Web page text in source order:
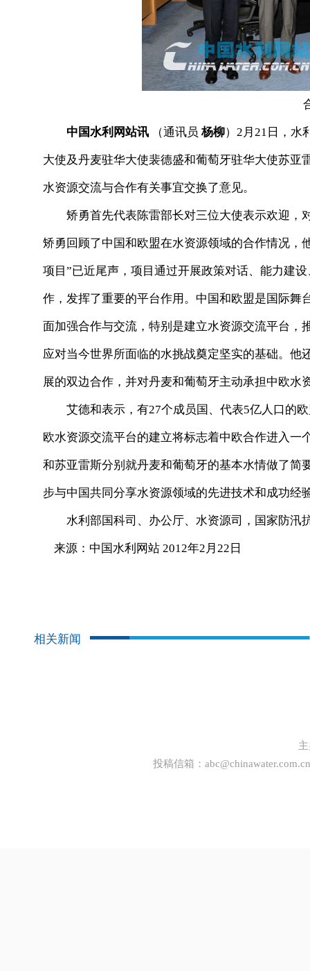
中国水利网站讯 （通讯员杨柳）2月21日，水
大使及丹麦驻华大使裴德盛和葡萄牙驻华大使苏
水资源交流与合作有关事宜交换了意见。
矫勇首先代表陈雷部长对三位大使表示欢迎，
矫勇回顾了中国和欧盟在水资源领域的合作情况，
项目”已近尾声，项目通过开展政策对话、能力建
作，发挥了重要的平台作用。中国和欧盟是国际
面加强合作与交流，特别是建立水资源交流平台
应对当今世界所面临的水挑战奠定坚实的基础。
展的双边合作，并对丹麦和葡萄牙主动承担中欧水
艾德和表示，有27个成员国、代表5亿人口的欧
欧水资源交流平台的建立将标志着中欧合作进入
和苏亚雷斯分别就丹麦和葡萄牙的基本水情做了
步与中国共同分享水资源领域的先进技术和成功经
水利部国科司、办公厅、水资源司，国家防汛
来源：中国水利网站 2012年2月22日
相关新闻
投稿信箱： abc@chinawater.com.cn